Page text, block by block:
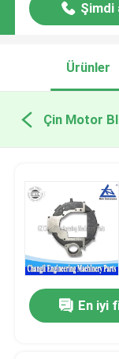
Şimdi
Ürünler
Çin Motor
En iyi